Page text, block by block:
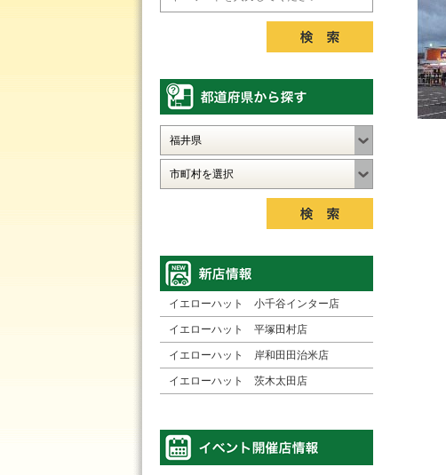
イエローハット 小千谷インター店
イエローハット 平塚田村店
イエローハット 岸和田田治米店
イエローハット 茨木太田店